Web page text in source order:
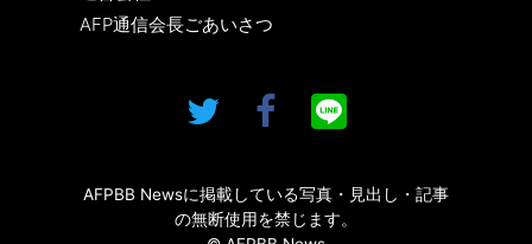
AFP通信会長ごあいさつ
AFPBB Newsに掲載している写真・見出し・記事
の無断使用を禁じます。